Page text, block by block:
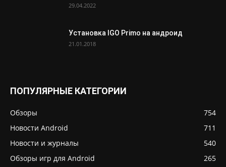
29.04.2022
Установка IGO Primo на андроид
21.01.2018
ПОПУЛЯРНЫЕ КАТЕГОРИИ
Обзоры
754
Новости Android
711
Новости и журналы
540
Обзоры игр для Android
265